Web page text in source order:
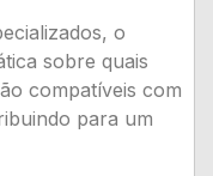
o
sobre quais
compatíveis com
para um